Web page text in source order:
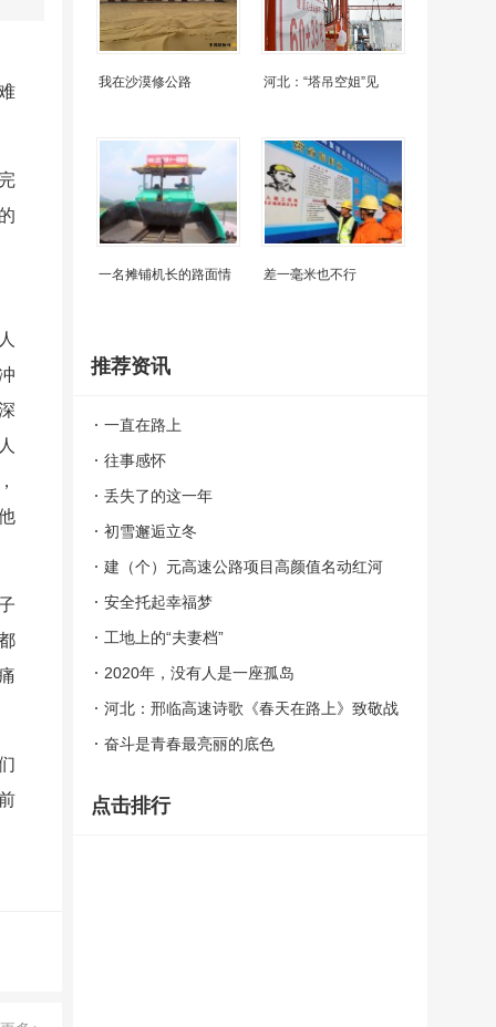
我在沙漠修公路 河北：“塔吊空姐”见
一名摊铺机长的路面情 差一毫米也不行
推荐资讯
一直在路上
往事感怀
丢失了的这一年
初雪邂逅立冬
建（个）元高速公路项目高颜值名动红河
安全托起幸福梦
工地上的“夫妻档”
2020年，没有人是一座孤岛
河北：邢临高速诗歌《春天在路上》致敬战
疫交通人
奋斗是青春最亮丽的底色
点击排行